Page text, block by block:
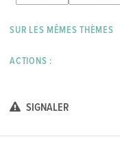
SUR LES MÊMES THÈMES
ACTIONS :
SIGNALER